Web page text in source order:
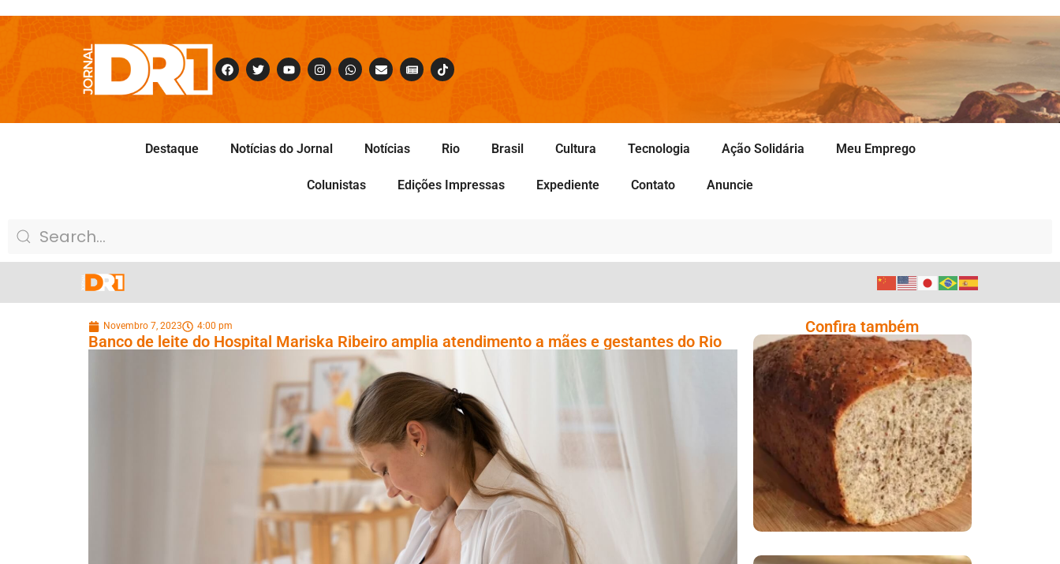
Destaque Notícias do Jornal Notícias Rio Brasil Cultura Tecnologia Ação Solidária Meu Emprego
Colunistas Edições Impressas Expediente Contato Anuncie
Novembro 7, 2023 4:00 pm
Banco de leite do Hospital Mariska Ribeiro amplia atendimento a mães e gestantes do Rio
Confira também
Comer Bem: Pão Low
Carb